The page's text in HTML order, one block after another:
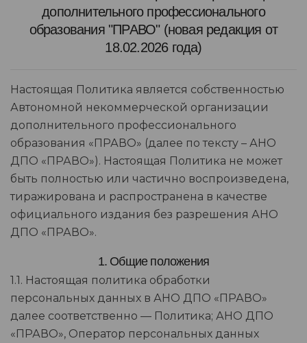
дополнительного профессионального
образования "ПРАВО" (новая редакция от
18.02.2026 года)
Настоящая Политика является собственностью
Автономной некоммерческой организации
дополнительного профессионального
образования «ПРАВО» (далее по тексту – АНО
ДПО «ПРАВО»). Настоящая Политика не может
быть полностью или частично воспроизведена,
тиражирована и распространена в качестве
официального издания без разрешения АНО
ДПО «ПРАВО».
1. Общие положения
1.1. Настоящая политика обработки
персональных данных в АНО ДПО «ПРАВО»
далее соответственно — Политика; АНО ДПО
«ПРАВО», Оператор персональных данных